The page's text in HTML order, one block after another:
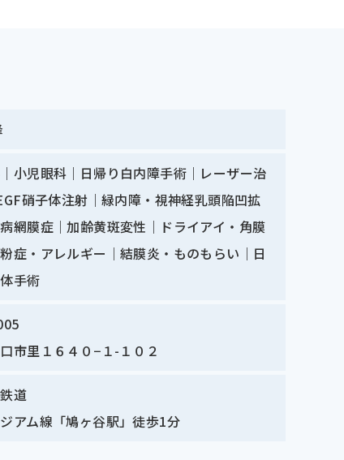
小児眼科｜日帰り白内障手術｜レーザー治
硝子体注射｜緑内障・視神経乳頭陥凹拡
網膜症｜加齢黄斑変性｜ドライアイ・角膜
症・アレルギー｜結膜炎・ものもらい｜日
手術
市里１６４０−１-１０２
道
アム線「鳩ヶ谷駅」徒歩1分